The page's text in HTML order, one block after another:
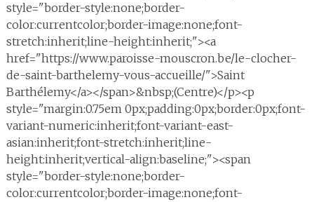
style="border-style:none;border-
color:currentcolor;border-image:none;font-
stretch:inherit;line-height:inherit;"><a
href="https://www.paroisse-mouscron.be/le-clocher-
de-saint-barthelemy-vous-accueille/">Saint
Barthélemy</a></span>&nbsp;(Centre)</p><p
style="margin:0.75em 0px;padding:0px;border:0px;font-
variant-numeric:inherit;font-variant-east-
asian:inherit;font-stretch:inherit;line-
height:inherit;vertical-align:baseline;"><span
style="border-style:none;border-
color:currentcolor;border-image:none;font-